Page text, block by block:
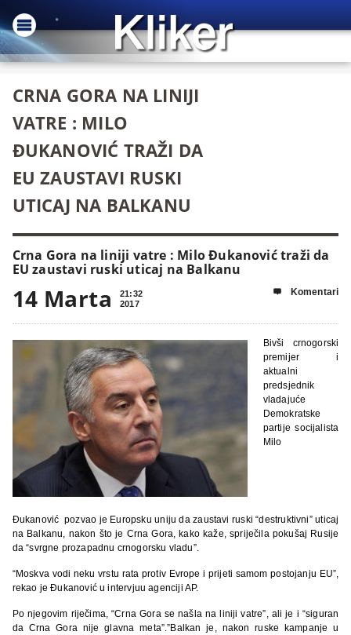
CRNA GORA NA LINIJI
VATRE : MILO
ĐUKANOVIĆ TRAŽI DA
EU ZAUSTAVI RUSKI
UTICAJ NA BALKANU
Crna Gora na liniji vatre : Milo Đukanović traži da
EU zaustavi ruski uticaj na Balkanu
14 Marta
21:32
2017
 Komentari
Bivši crnogorski
premijer i
aktualni
predsjednik
vladajuće
Demokratske
partije socijalista
Milo
Đukanović pozvao je Europsku uniju da zaustavi ruski “destruktivni” uticaj
na Balkanu, nakon što je Crna Gora, kako kaže, spriječila pokušaj Rusije
da “svrgne prozapadnu crnogorsku vladu”.
“Moskva vodi neku vrstu rata protiv Evrope i prijeti samom postojanju EU”,
rekao je Đukanović u intervjuu agenciji AP.
Po njegovim riječima, “Crna Gora se našla na liniji vatre”, ali je i “siguran
da Crna Gora nije glavna meta”.”Balkan je, nakon ruske kampanje u